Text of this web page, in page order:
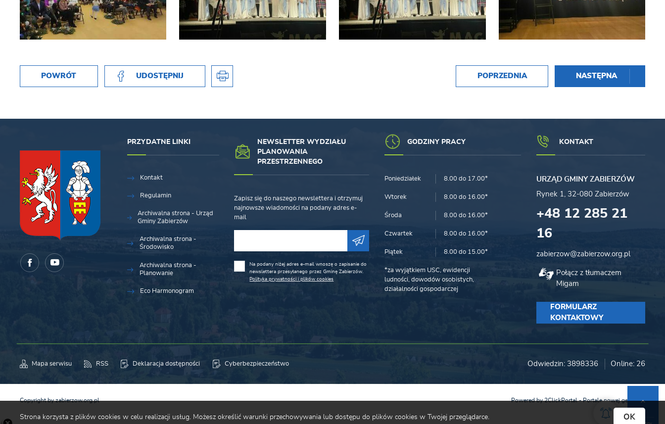
POWRÓT UDOSTĘPNIJ POPRZEDNIA NASTĘPNA
PRZYDATNE LINKI
Kontakt
Regulamin
Archiwalna strona - Urząd
Gminy Zabierzów
Archiwalna strona -
Środowisko
Archiwalna strona -
Planowanie
Eco Harmonogram
NEWSLETTER WYDZIAŁU
PLANOWANIA
PRZESTRZENNEGO
Zapisz się do naszego newslettera i otrzymuj
najnowsze wiadomości na podany adres e-
mail
Na podany niżej adres e-mail wnoszę o zapisanie do
newslettera przesyłanego przez Gminę Zabierzów.
Polityka prywatności i plików cookies
GODZINY PRACY
Poniedziałek 8.00 do 17.00*
Wtorek 8.00 do 16.00*
Środa 8.00 do 16.00*
Czwartek 8.00 do 16.00*
Piątek 8.00 do 15.00*
*za wyjątkiem USC, ewidencji
ludności, dowodów osobistych,
działalności gospodarczej
KONTAKT
URZĄD GMINY ZABIERZÓW
Rynek 1, 32-080 Zabierzów
+48 12 285 21
16
zabierzow@zabierzow.org.pl
Połącz z tłumaczem
Migam
FORMULARZ
KONTAKTOWY
Mapa serwisu RSS Deklaracja dostępności Cyberbezpieczeństwo Odwiedzin: 3898336 Online: 26
Copyright by zabierzow.org.pl Powered by2ClickPortal- Portale nowej generacji
Strona korzysta z plików cookies w celu realizacji usług. Możesz określić warunki przechowywania lub dostępu do plików cookies w Twojej przeglądarce. OK